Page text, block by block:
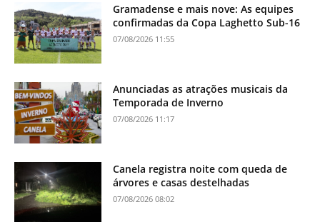
Gramadense e mais nove: As equipes
confirmadas da Copa Laghetto Sub-16
07/08/2026 11:55
Anunciadas as atrações musicais da
Temporada de Inverno
07/08/2026 11:17
Canela registra noite com queda de
árvores e casas destelhadas
07/08/2026 08:02